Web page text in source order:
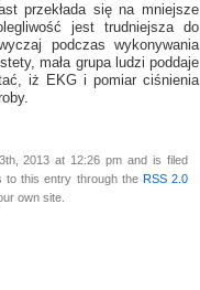
przekłada się na mniejsze
jest trudniejsza do
podczas wykonywania
mała grupa ludzi poddaje
iż EKG i pomiar ciśnienia
2013 at 12:26 pm and is filed
to this entry through the RSS 2.0
own site.